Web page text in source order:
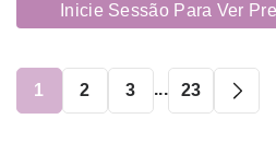
Inicie Sessão Para Ver
1 2 3 ... 23